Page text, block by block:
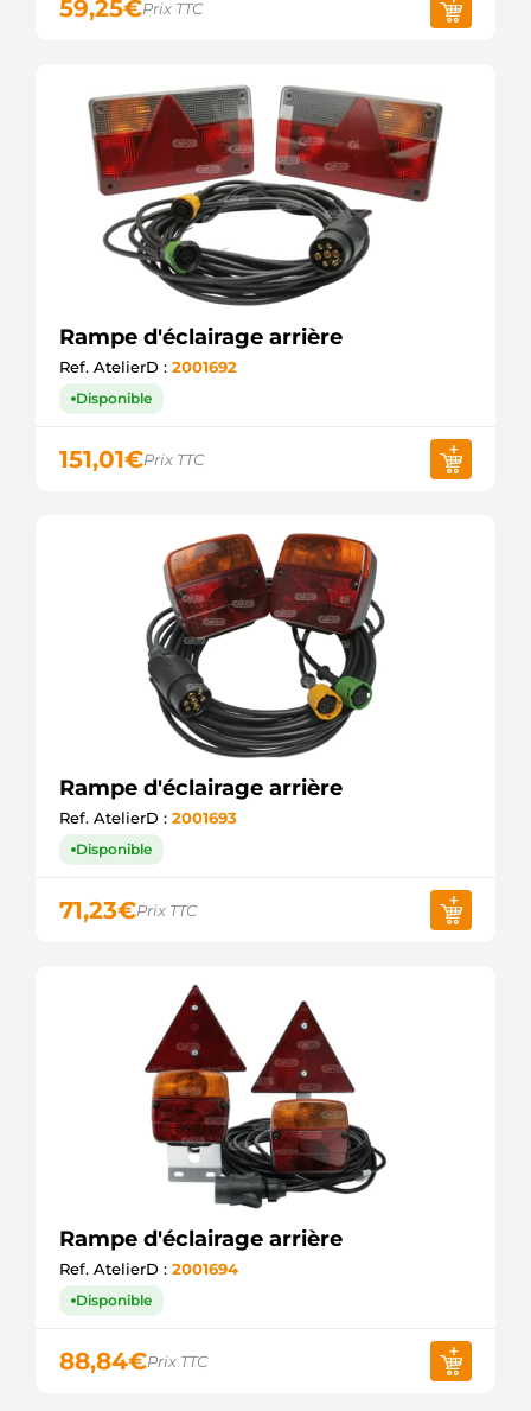
59,25€Prix TTC
Rampe d'éclairage arrière
Ref. AtelierD : 2001692
Disponible
151,01€Prix TTC
Rampe d'éclairage arrière
Ref. AtelierD : 2001693
Disponible
71,23€Prix TTC
Rampe d'éclairage arrière
Ref. AtelierD : 2001694
Disponible
88,84€Prix TTC